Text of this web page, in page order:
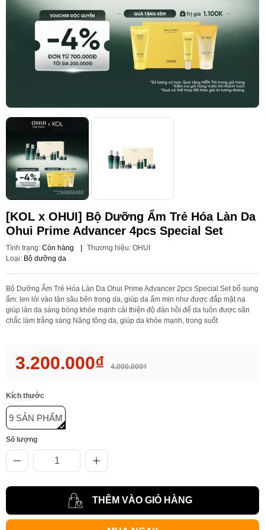
[KOL x OHUI] Bộ Dưỡng Ẩm Trẻ Hóa Làn Da
Ohui Prime Advancer 4pcs Special Set
Tình trạng: Còn hàng Thương hiệu: OHUI
Loại: Bộ dưỡng da
Bộ Dưỡng Ẩm Trẻ Hóa Làn Da Ohui Prime Advancer 2pcs Special Set bổ sung
ẩm: len lỏi vào tận sâu bên trong da, giúp da ẩm mịn như được đắp mặt nạ
giúp làn da sáng bóng khỏe mạnh cải thiện độ đàn hồi để da luôn được săn
chắc làm trắng sáng Nâng tông da, giúp da khỏe mạnh, trong suốt
3.200.000₫ 4.000.000₫
Kích thước
9 SẢN PHẨM
Số lượng
THÊM VÀO GIỎ HÀNG